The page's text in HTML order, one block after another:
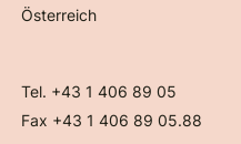
Österreich
Tel. +43 1 406 89 05
Fax +43 1 406 89 05.88